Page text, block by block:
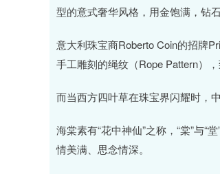
型的意式奢华风格，用金饱满，钻
意大利珠宝商Roberto Coin的招牌
手工雕刻的绳纹（Rope Pattern）
而当西方四叶草在珠宝界闪耀时，
海棠素有“花中神仙”之称，“棠”与“
情美满、思念情深。